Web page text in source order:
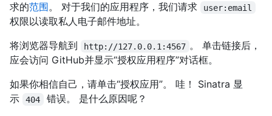
求的范围。 对于我们的应用程序，我们请求 user:email
权限以读取私人电子邮件地址。
将浏览器导航到
http://127.0.0.1:4567 。 单击链接后，
应会访问 GitHub并显示“授权应用程序”对话框。
如果你相信自己，请单击“授权应用”。 哇！ Sinatra 显
示
404
错误。 是什么原因呢？